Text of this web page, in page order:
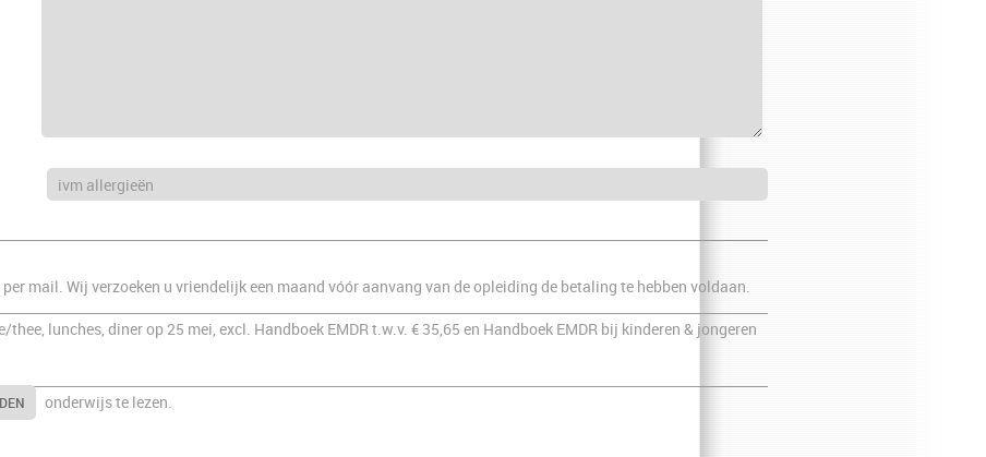
mail. Wij verzoeken u vriendelijk een maand vóór aanvang van de opleiding de betaling te hebben voldaan.
lunches, diner op 25 mei, excl. Handboek EMDR t.w.v. € 35,65 en Handboek EMDR bij kinderen & jongeren
onderwijs te lezen.